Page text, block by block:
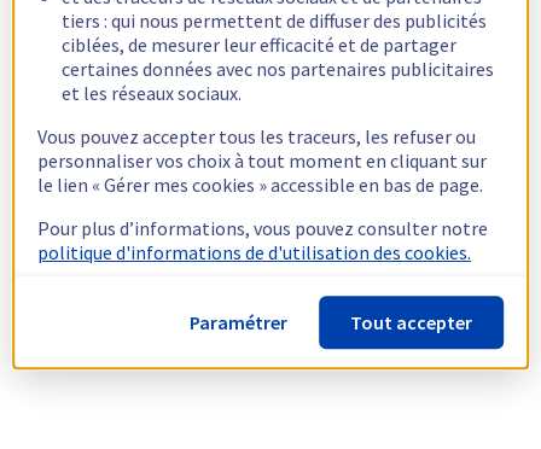
tiers : qui nous permettent de diffuser des publicités
ciblées, de mesurer leur efficacité et de partager
certaines données avec nos partenaires publicitaires
et les réseaux sociaux.
Vous pouvez accepter tous les traceurs, les refuser ou
personnaliser vos choix à tout moment en cliquant sur
le lien « Gérer mes cookies » accessible en bas de page.
Pour plus d’informations, vous pouvez consulter notre
politique d'informations de d'utilisation des cookies.
Paramétrer Tout accepter